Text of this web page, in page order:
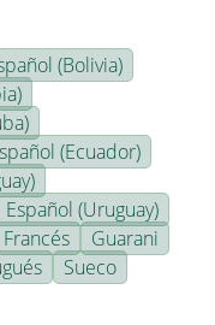
(Bolivia)
(Ecuador)
Español (Uruguay)
Francés
Guarani
Sueco